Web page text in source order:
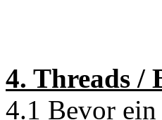
4. Threads /
4.1 Bevor